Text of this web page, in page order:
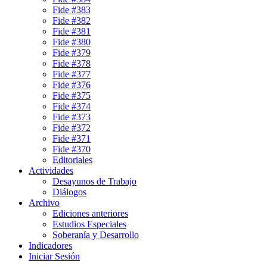
Fide #383
Fide #382
Fide #381
Fide #380
Fide #379
Fide #378
Fide #377
Fide #376
Fide #375
Fide #374
Fide #373
Fide #372
Fide #371
Fide #370
Editoriales
Actividades
Desayunos de Trabajo
Diálogos
Archivo
Ediciones anteriores
Estudios Especiales
Soberanía y Desarrollo
Indicadores
Iniciar Sesión